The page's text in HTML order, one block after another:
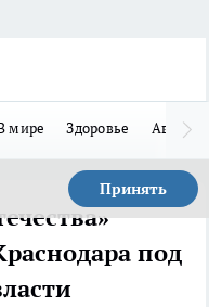
мире Здоровье Авто
Принять
под